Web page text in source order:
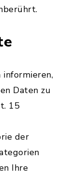
Daten zu
15
der
Ihre